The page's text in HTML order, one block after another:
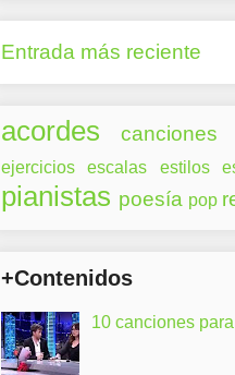
Entrada más reciente
acordes canciones
ejercicios escalas estilos
pianistas poesía pop
+Contenidos
10 canciones